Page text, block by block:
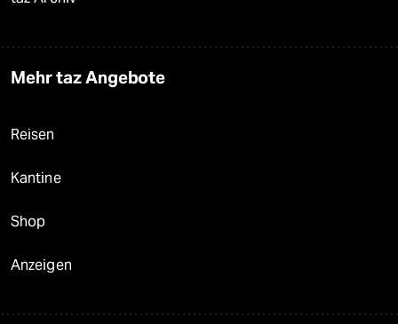
Mehr taz Angebote
Reisen
Kantine
Shop
Anzeigen